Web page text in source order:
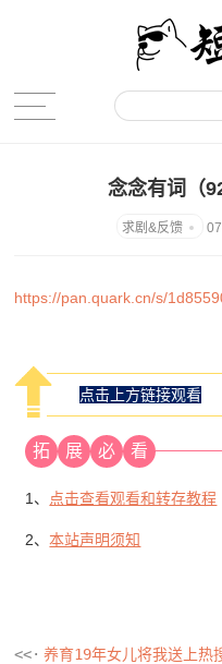
念念有词（
https://pan.quark.cn/s/
点击上方链接观看
拓 展 必 看
1、 点击查看观看和转存教程
2、本站声明须知
养育19年女儿将我送上热